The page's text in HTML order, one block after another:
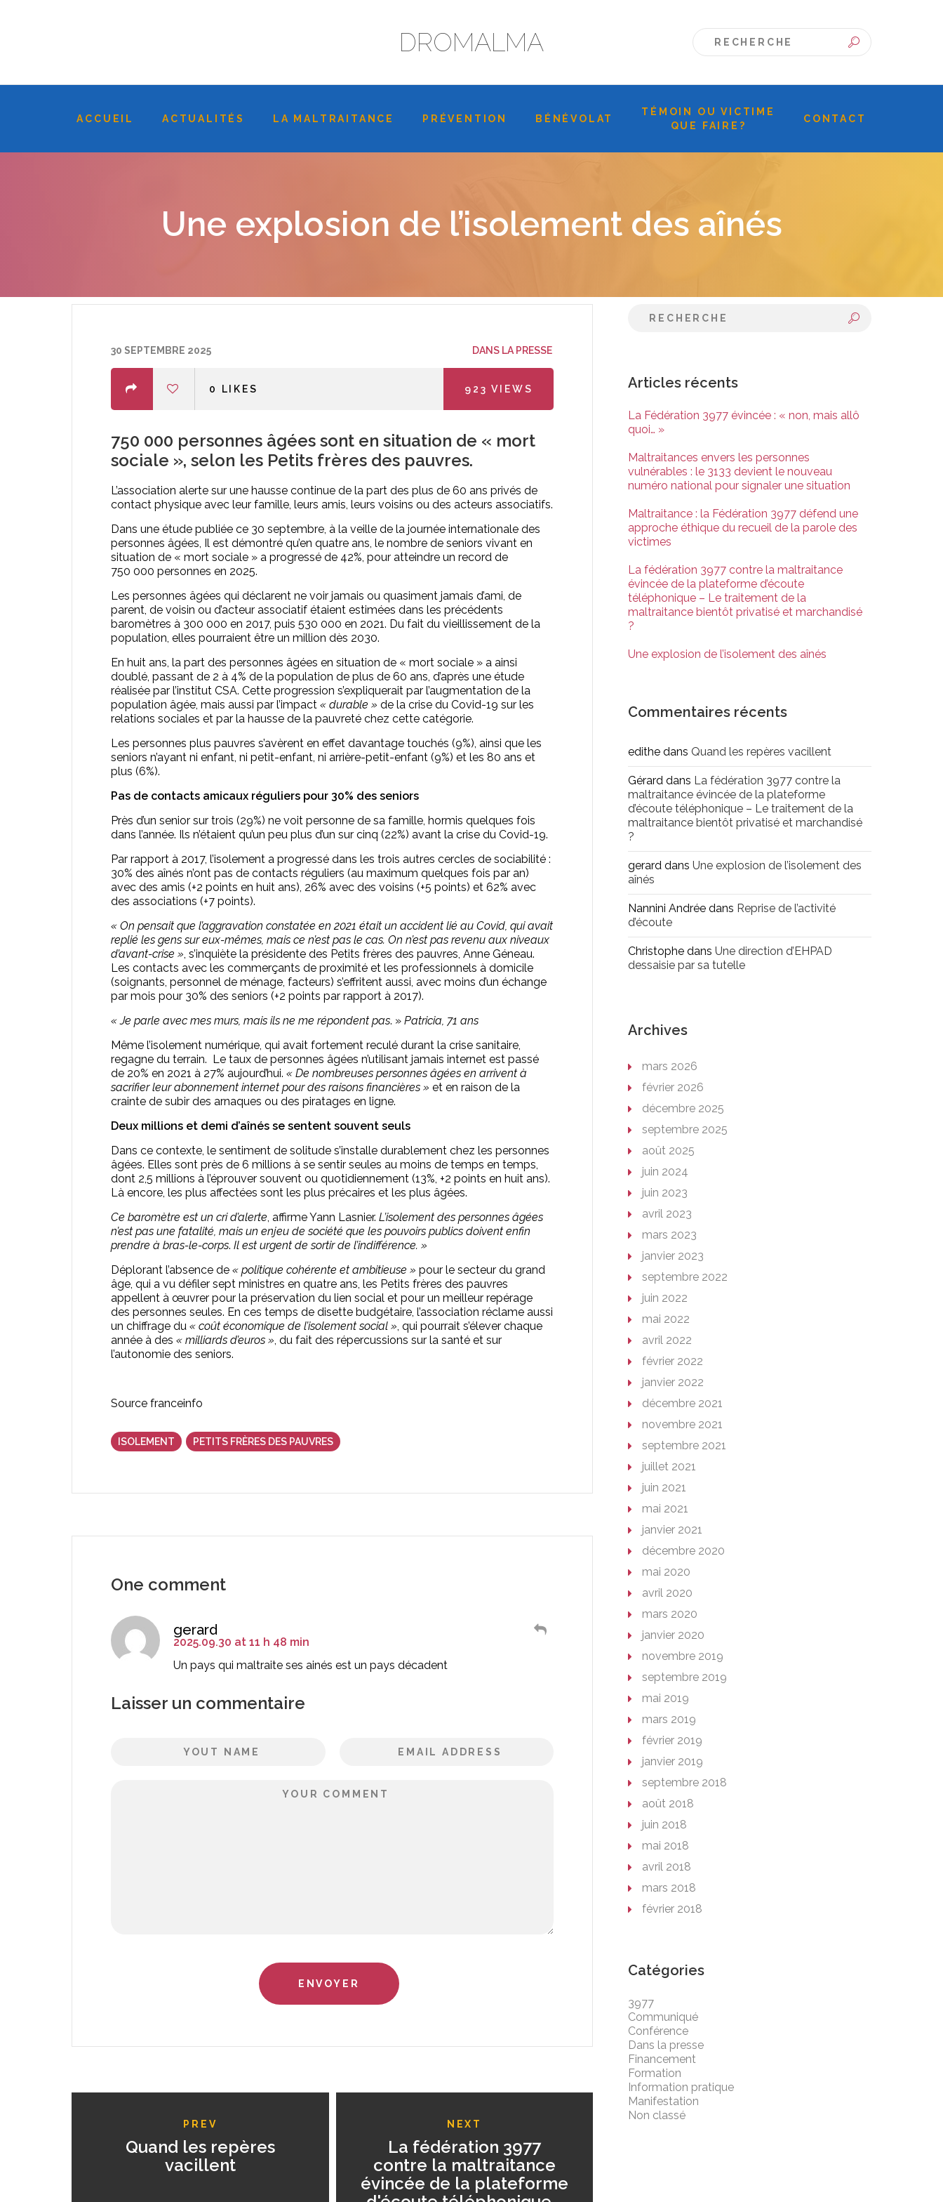
DROMALMA
ACCUEIL ACTUALITÉS LA MALTRAITANCE PRÉVENTION BÉNÉVOLAT
TÉMOIN OU VICTIME
QUE FAIRE?
CONTACT
Une explosion de l’isolement des aînés
30 SEPTEMBRE 2025 DANS LA PRESSE
0 LIKES 923 VIEWS
750 000 personnes âgées sont en situation de « mort
sociale », selon les Petits frères des pauvres.
L’association alerte sur une hausse continue de la part des plus de 60 ans privés de
contact physique avec leur famille, leurs amis, leurs voisins ou des acteurs associatifs.
Dans une étude publiée ce 30 septembre, à la veille de la journée internationale des
personnes âgées, Il est démontré qu’en quatre ans, le nombre de seniors vivant en
situation de « mort sociale » a progressé de 42%, pour atteindre un record de
750 000 personnes en 2025.
Les personnes âgées qui déclarent ne voir jamais ou quasiment jamais d’ami, de
parent, de voisin ou d’acteur associatif étaient estimées dans les précédents
baromètres à 300 000 en 2017, puis 530 000 en 2021. Du fait du vieillissement de la
population, elles pourraient être un million dès 2030.
En huit ans, la part des personnes âgées en situation de « mort sociale » a ainsi
doublé, passant de 2 à 4% de la population de plus de 60 ans, d’après une étude
réalisée par l’institut CSA. Cette progression s’expliquerait par l’augmentation de la
population âgée, mais aussi par l’impact « durable » de la crise du Covid-19 sur les
relations sociales et par la hausse de la pauvreté chez cette catégorie.
Les personnes plus pauvres s’avèrent en effet davantage touchés (9%), ainsi que les
seniors n’ayant ni enfant, ni petit-enfant, ni arrière-petit-enfant (9%) et les 80 ans et
plus (6%).
Pas de contacts amicaux réguliers pour 30% des seniors
Près d’un senior sur trois (29%) ne voit personne de sa famille, hormis quelques fois
dans l’année. Ils n’étaient qu’un peu plus d’un sur cinq (22%) avant la crise du Covid-19.
Par rapport à 2017, l’isolement a progressé dans les trois autres cercles de sociabilité :
30% des aînés n’ont pas de contacts réguliers (au maximum quelques fois par an)
avec des amis (+2 points en huit ans), 26% avec des voisins (+5 points) et 62% avec
des associations (+7 points).
« On pensait que l’aggravation constatée en 2021 était un accident lié au Covid, qui avait
replié les gens sur eux-mêmes, mais ce n’est pas le cas. On n’est pas revenu aux niveaux
d’avant-crise », s’inquiète la présidente des Petits frères des pauvres, Anne Géneau.
Les contacts avec les commerçants de proximité et les professionnels à domicile
(soignants, personnel de ménage, facteurs) s’effritent aussi, avec moins d’un échange
par mois pour 30% des seniors (+2 points par rapport à 2017).
« Je parle avec mes murs, mais ils ne me répondent pas. » Patricia, 71 ans
Même l’isolement numérique, qui avait fortement reculé durant la crise sanitaire,
regagne du terrain. Le taux de personnes âgées n’utilisant jamais internet est passé
de 20% en 2021 à 27% aujourd’hui. « De nombreuses personnes âgées en arrivent à
sacrifier leur abonnement internet pour des raisons financières » et en raison de la
crainte de subir des arnaques ou des piratages en ligne.
Deux millions et demi d’aînés se sentent souvent seuls
Dans ce contexte, le sentiment de solitude s’installe durablement chez les personnes
âgées. Elles sont près de 6 millions à se sentir seules au moins de temps en temps,
dont 2,5 millions à l’éprouver souvent ou quotidiennement (13%, +2 points en huit ans).
Là encore, les plus affectées sont les plus précaires et les plus âgées.
Ce baromètre est un cri d’alerte, affirme Yann Lasnier. L’isolement des personnes âgées
n’est pas une fatalité, mais un enjeu de société que les pouvoirs publics doivent enfin
prendre à bras-le-corps. Il est urgent de sortir de l’indifférence. »
Déplorant l’absence de « politique cohérente et ambitieuse » pour le secteur du grand
âge, qui a vu défiler sept ministres en quatre ans, les Petits frères des pauvres
appellent à œuvrer pour la préservation du lien social et pour un meilleur repérage
des personnes seules. En ces temps de disette budgétaire, l’association réclame aussi
un chiffrage du « coût économique de l’isolement social », qui pourrait s’élever chaque
année à des « milliards d’euros », du fait des répercussions sur la santé et sur
l’autonomie des seniors.
Source franceinfo
ISOLEMENT PETITS FRÈRES DES PAUVRES
One comment
gerard
2025.09.30 at 11 h 48 min
Un pays qui maltraite ses ainés est un pays décadent
Laisser un commentaire
PREV
Quand les repères
vacillent
NEXT
La fédération 3977
contre la maltraitance
évincée de la plateforme
Articles récents
La Fédération 3977 évincée : « non, mais allô
quoi… »
Maltraitances envers les personnes
vulnérables : le 3133 devient le nouveau
numéro national pour signaler une situation
Maltraitance : la Fédération 3977 défend une
approche éthique du recueil de la parole des
victimes
La fédération 3977 contre la maltraitance
évincée de la plateforme d’écoute
téléphonique – Le traitement de la
maltraitance bientôt privatisé et marchandisé
?
Une explosion de l’isolement des aînés
Commentaires récents
edithe dans Quand les repères vacillent
Gérard dans La fédération 3977 contre la
maltraitance évincée de la plateforme
d’écoute téléphonique – Le traitement de la
maltraitance bientôt privatisé et marchandisé
?
gerard dansUne explosion de l’isolement des
aînés
Nannini Andrée dans Reprise de l’activité
d’écoute
Christophe dansUne direction d’EHPAD
dessaisie par sa tutelle
Archives
mars 2026
février 2026
décembre 2025
septembre 2025
août 2025
juin 2024
juin 2023
avril 2023
mars 2023
janvier 2023
septembre 2022
juin 2022
mai 2022
avril 2022
février 2022
janvier 2022
décembre 2021
novembre 2021
septembre 2021
juillet 2021
juin 2021
mai 2021
janvier 2021
décembre 2020
mai 2020
avril 2020
mars 2020
janvier 2020
novembre 2019
septembre 2019
mai 2019
mars 2019
février 2019
janvier 2019
septembre 2018
août 2018
juin 2018
mai 2018
avril 2018
mars 2018
février 2018
Catégories
3977
Communiqué
Conférence
Dans la presse
Financement
Formation
Information pratique
Manifestation
Non classé